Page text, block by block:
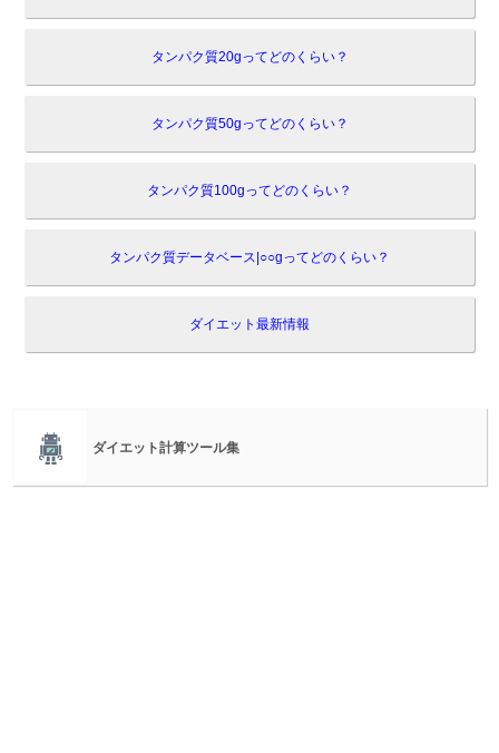
タンパク質20gってどのくらい？
タンパク質50gってどのくらい？
タンパク質100gってどのくらい？
タンパク質データベース|○○gってどのくらい？
ダイエット最新情報
ダイエット計算ツール集